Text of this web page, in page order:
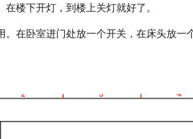
楼下开灯，到楼上关灯就好了。
。在卧室进门处放一个开关，在床头放